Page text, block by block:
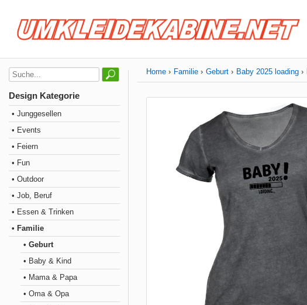
Design Kategorie
• Junggesellen
• Events
• Feiern
• Fun
• Outdoor
• Job, Beruf
• Essen & Trinken
• Familie
• Geburt
• Baby & Kind
• Mama & Papa
• Oma & Opa
Home Familie Geburt Baby 2025 loading